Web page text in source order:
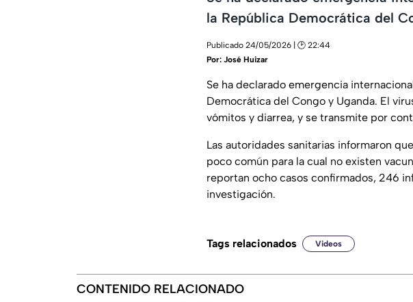
la República Democrática del
Publicado 24/05/2026 | 🕑 22:44
Por: José Huizar
Se ha declarado emergencia
Democrática del Congo y Uganda. El
vómitos y diarrea, y se transmite por
Las autoridades sanitarias informaron
poco común para la cual no existen
reportan ocho casos confirmados, 246
investigación.
Tags relacionados Videos
CONTENIDO RELACIONADO